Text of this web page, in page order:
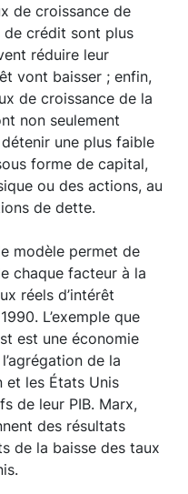
de croissance de
de crédit sont plus
réduire leur
vont baisser ; enfin,
de croissance de la
non seulement
une plus faible
forme de capital,
ou des actions, au
de dette.
modèle permet de
chaque facteur à la
réels d’intérêt
L’exemple que
est une économie
de la
et les États Unis
de leur PIB. Marx,
des résultats
de la baisse des taux